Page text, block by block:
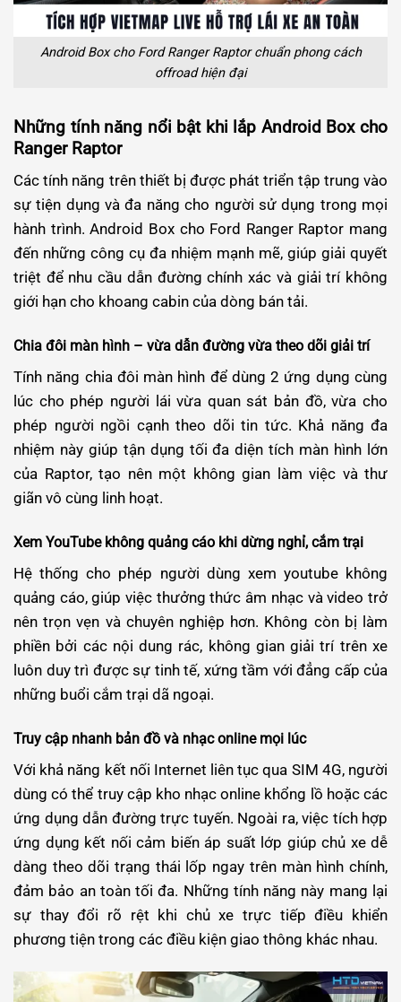
Android Box cho Ford Ranger Raptor chuẩn phong cách
offroad hiện đại
Những tính năng nổi bật khi lắp Android Box cho
Ranger Raptor
Các tính năng trên thiết bị được phát triển tập trung vào
sự tiện dụng và đa năng cho người sử dụng trong mọi
hành trình. Android Box cho Ford Ranger Raptor mang
đến những công cụ đa nhiệm mạnh mẽ, giúp giải quyết
triệt để nhu cầu dẫn đường chính xác và giải trí không
giới hạn cho khoang cabin của dòng bán tải.
Chia đôi màn hình – vừa dẫn đường vừa theo dõi giải trí
Tính năng chia đôi màn hình để dùng 2 ứng dụng cùng
lúc cho phép người lái vừa quan sát bản đồ, vừa cho
phép người ngồi cạnh theo dõi tin tức. Khả năng đa
nhiệm này giúp tận dụng tối đa diện tích màn hình lớn
của Raptor, tạo nên một không gian làm việc và thư
giãn vô cùng linh hoạt.
Xem YouTube không quảng cáo khi dừng nghỉ, cắm trại
Hệ thống cho phép người dùng xem youtube không
quảng cáo, giúp việc thưởng thức âm nhạc và video trở
nên trọn vẹn và chuyên nghiệp hơn. Không còn bị làm
phiền bởi các nội dung rác, không gian giải trí trên xe
luôn duy trì được sự tinh tế, xứng tầm với đẳng cấp của
những buổi cắm trại dã ngoại.
Truy cập nhanh bản đồ và nhạc online mọi lúc
Với khả năng kết nối Internet liên tục qua SIM 4G, người
dùng có thể truy cập kho nhạc online khổng lồ hoặc các
ứng dụng dẫn đường trực tuyến. Ngoài ra, việc tích hợp
ứng dụng kết nối cảm biến áp suất lớp giúp chủ xe dễ
dàng theo dõi trạng thái lốp ngay trên màn hình chính,
đảm bảo an toàn tối đa. Những tính năng này mang lại
sự thay đổi rõ rệt khi chủ xe trực tiếp điều khiển
phương tiện trong các điều kiện giao thông khác nhau.